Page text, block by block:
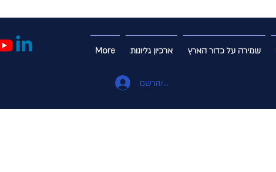
שמירה על כדור הארץ ארכיון גליונות More
התחבר/הרשם